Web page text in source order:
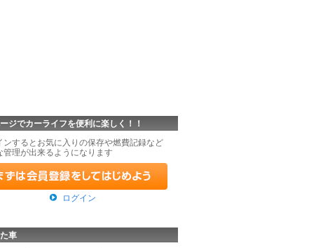
ジでカーライフを便利に楽しく！！
ンするとお気に入りの保存や燃費記録など
管理が出来るようになります
ログイン
車